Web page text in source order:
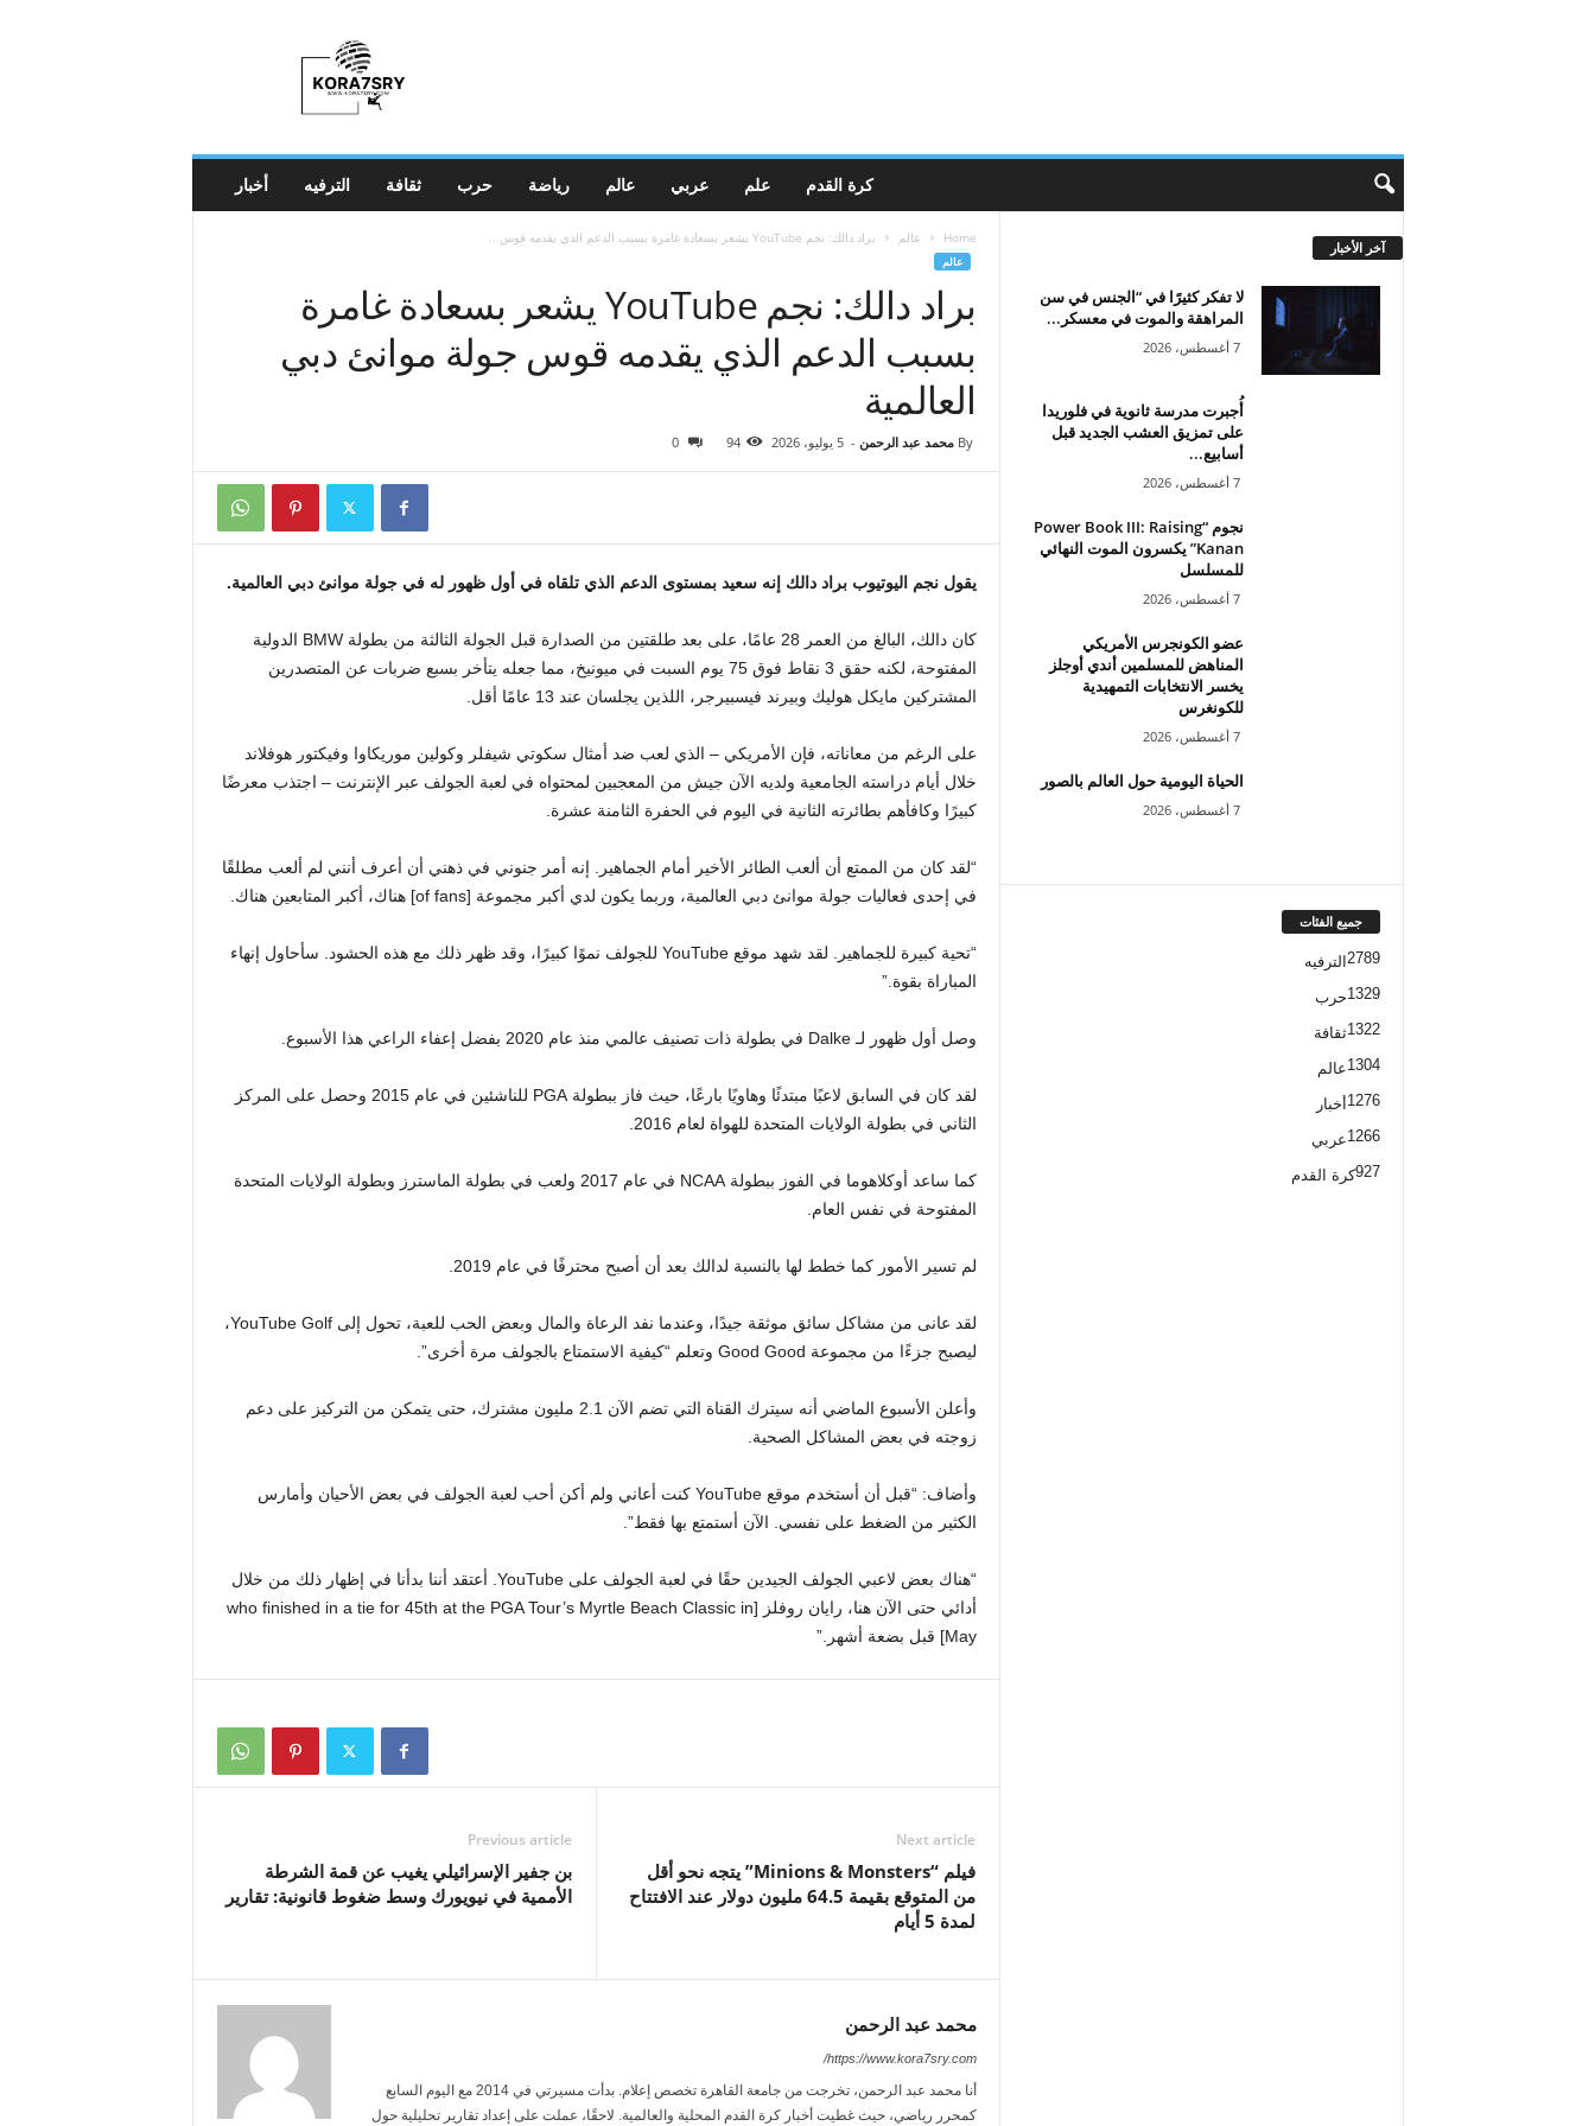
أخبار الترفيه ثقافة حرب رياضة عالم عربي علم كرة القدم
Home عالم براد دالك: نجم YouTube يشعر بسعادة غامرة بسبب الدعم الذي يقدمه قوس...
عالم
براد دالك: نجم YouTube يشعر بسعادة غامرة
بسبب الدعم الذي يقدمه قوس جولة موانئ دبي
العالمية
By محمد عبد الرحمن - 5 يوليو، 2026 94
0
يقول نجم اليوتيوب براد دالك إنه سعيد بمستوى الدعم الذي تلقاه في أول ظهور له في جولة موانئ دبي العالمية.
كان دالك، البالغ من العمر 28 عامًا، على بعد طلقتين من الصدارة قبل الجولة الثالثة من بطولة BMW الدولية
المفتوحة، لكنه حقق 3 نقاط فوق 75 يوم السبت في ميونيخ، مما جعله يتأخر بسبع ضربات عن المتصدرين
المشتركين مايكل هوليك وبيرند فيسبيرجر، اللذين يجلسان عند 13 عامًا أقل.
على الرغم من معاناته، فإن الأمريكي – الذي لعب ضد أمثال سكوتي شيفلر وكولين موريكاوا وفيكتور هوفلاند
خلال أيام دراسته الجامعية ولديه الآن جيش من المعجبين لمحتواه في لعبة الجولف عبر الإنترنت – اجتذب معرضًا
كبيرًا وكافأهم بطائرته الثانية في اليوم في الحفرة الثامنة عشرة.
“لقد كان من الممتع أن ألعب الطائر الأخير أمام الجماهير. إنه أمر جنوني في ذهني أن أعرف أنني لم ألعب مطلقًا
في إحدى فعاليات جولة موانئ دبي العالمية، وربما يكون لدي أكبر مجموعة [of fans] هناك، أكبر المتابعين هناك.
“تحية كبيرة للجماهير. لقد شهد موقع YouTube للجولف نموًا كبيرًا، وقد ظهر ذلك مع هذه الحشود. سأحاول إنهاء
المباراة بقوة.”
وصل أول ظهور لـ Dalke في بطولة ذات تصنيف عالمي منذ عام 2020 بفضل إعفاء الراعي هذا الأسبوع.
لقد كان في السابق لاعبًا مبتدئًا وهاويًا بارعًا، حيث فاز ببطولة PGA للناشئين في عام 2015 وحصل على المركز
الثاني في بطولة الولايات المتحدة للهواة لعام 2016.
كما ساعد أوكلاهوما في الفوز ببطولة NCAA في عام 2017 ولعب في بطولة الماسترز وبطولة الولايات المتحدة
المفتوحة في نفس العام.
لم تسير الأمور كما خطط لها بالنسبة لدالك بعد أن أصبح محترفًا في عام 2019.
لقد عانى من مشاكل سائق موثقة جيدًا، وعندما نفد الرعاة والمال وبعض الحب للعبة، تحول إلى YouTube Golf،
ليصبح جزءًا من مجموعة Good Good وتعلم “كيفية الاستمتاع بالجولف مرة أخرى”.
وأعلن الأسبوع الماضي أنه سيترك القناة التي تضم الآن 2.1 مليون مشترك، حتى يتمكن من التركيز على دعم
زوجته في بعض المشاكل الصحية.
وأضاف: “قبل أن أستخدم موقع YouTube كنت أعاني ولم أكن أحب لعبة الجولف في بعض الأحيان وأمارس
الكثير من الضغط على نفسي. الآن أستمتع بها فقط”.
“هناك بعض لاعبي الجولف الجيدين حقًا في لعبة الجولف على YouTube. أعتقد أننا بدأنا في إظهار ذلك من خلال
أدائي حتى الآن هنا، رايان روفلز [who finished in a tie for 45th at the PGA Tour’s Myrtle Beach Classic in
May] قبل بضعة أشهر.”
Previous article
بن جفير الإسرائيلي يغيب عن قمة الشرطة
الأممية في نيويورك وسط ضغوط قانونية: تقارير
Next article
فيلم “Minions & Monsters” يتجه نحو أقل
من المتوقع بقيمة 64.5 مليون دولار عند الافتتاح
لمدة 5 أيام
محمد عبد الرحمن
https://www.kora7sry.com/
أنا محمد عبد الرحمن، تخرجت من جامعة القاهرة تخصص إعلام. بدأت مسيرتي في 2014 مع اليوم السابع
كمحرر رياضي، حيث غطيت أخبار كرة القدم المحلية والعالمية. لاحقًا، عملت على إعداد تقارير تحليلية حول
آخر الأخبار
لا تفكر كثيرًا في “الجنس في سن
المراهقة والموت في معسكر...
7 أغسطس، 2026
أُجبرت مدرسة ثانوية في فلوريدا
على تمزيق العشب الجديد قبل
أسابيع...
7 أغسطس، 2026
نجوم “Power Book III: Raising
Kanan” يكسرون الموت النهائي
للمسلسل
7 أغسطس، 2026
عضو الكونجرس الأمريكي
المناهض للمسلمين أندي أوجلز
يخسر الانتخابات التمهيدية
للكونغرس
7 أغسطس، 2026
الحياة اليومية حول العالم بالصور
7 أغسطس، 2026
جميع الفئات
الترفيه 2789
حرب1329
ثقافة1322
عالم1304
أخبار 1276
عربي1266
كرة القدم927